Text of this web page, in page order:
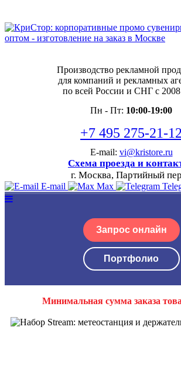
Производство рекламной
для компаний и рекламных
по всей России и СНГ с 2008
Пн - Пт: 10:00-19:00
+7 495 275-21-12
E-mail: vi@kristore.ru
Схема проезда и
г. Москва, Партийный
E-mail Max
Запрос онлайн
Портфолио
Минимальная сумма заказа